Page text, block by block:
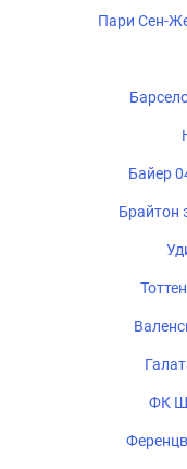
Пари Сен-
Байер
Брайтон
ФК